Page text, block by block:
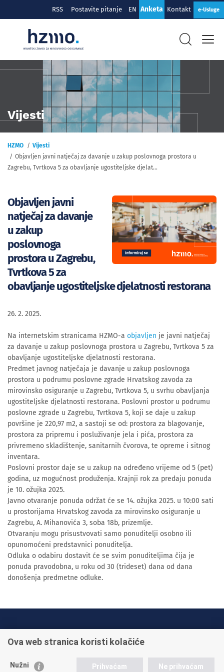
RSS Postavite pitanje EN Anketa Kontakt e-Usluge
Vijesti
HZMO
Vijesti
Objavljen javni natječaj za davanje u zakup poslovnoga prostora u
Zagrebu, Tvrtkova 5 za obavljanje ugostiteljske djelat...
Objavljen javni
natječaj za davanje
u zakup
poslovnoga
prostora u Zagrebu,
Tvrtkova 5 za
obavljanje ugostiteljske djelatnosti restorana
26. 2. 2025.
Na internetskim stranicama HZMO-a objavljen je javni natječaj
za davanje u zakup poslovnoga prostora u Zagrebu, Tvrtkova 5 za
obavljanje ugostiteljske djelatnosti restorana.
Predmet javnog natječaja je davanje u zakup poslovnoga
prostora u podrumu poslovne zgrade Hrvatskog zavoda za
mirovinsko osiguranje u Zagrebu, Tvrtkova 5, u svrhu obavljanja
ugostiteljske djelatnosti restorana. Poslovni prostor u podrumu
poslovne zgrade u Zagrebu, Tvrtkova 5, koji se daje u zakup
površine je 220,97 m2, a sastoji se od: prostora za blagovanje,
prostora za pripremu i posluživanje jela i pića, prostora za
privremeno skladištenje, sanitarnih čvorova, te opreme i sitnog
inventara.
Poslovni prostor daje se u zakup na određeno vrijeme od 5 (pet)
godina, uz mogućnost produženja. Krajnji rok za predaju ponuda
je 10. ožujka 2025.
Javno otvaranje ponuda održat će se 14. ožujka 2025. u 10:00 sati
u prostorijama Hrvatskog zavoda za mirovinsko osiguranje u
Zagrebu, A. Mihanovića 3, soba 18b, prizemlje.
Otvaranju mogu prisustvovati samo ponuditelji osobno ili
opunomoćeni predstavnici ponuditelja.
Odluka o odabiru dostavit će se svim ponuditeljima čija je
ponuda pravodobna, u roku od 30 (trideset) dana od dana
donošenja predmetne odluke.
+385 1 45 95 011
Ova web stranica koristi kolačiće
Nužni Prihvaćam Ne prihvaćam